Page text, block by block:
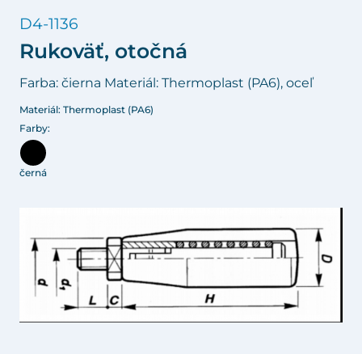
D4-1136
Rukoväť, otočná
Farba: čierna Materiál: Thermoplast (PA6), oceľ
Materiál: Thermoplast (PA6)
Farby:
černá